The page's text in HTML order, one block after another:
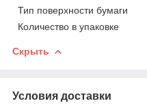
Тип поверхности бумаги
Количество в упаковке
Скрыть
Условия доставки